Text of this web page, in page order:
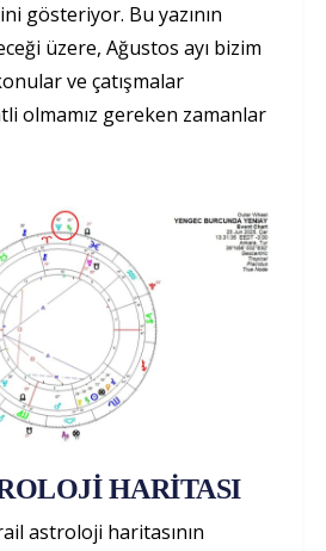
gösteriyor. Bu yazının
üzere, Ağustos ayı bizim
ve çatışmalar
olmamız gereken zamanlar
HARİTASI
astroloji haritasının